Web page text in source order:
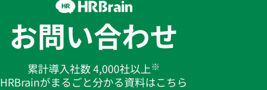
お問い合わせ
累計導入社数 4,000社以上※
HRBrainがまるごと分かる資料はこちら